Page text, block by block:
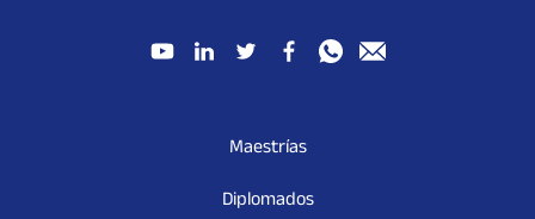
Maestrías
Diplomados